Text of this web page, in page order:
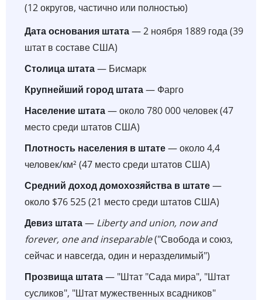
(12 округов, частично или полностью)
Дата основания штата— 2 ноября 1889 года (39
штат в составе США)
Столица штата— Бисмарк
Крупнейший город штата— Фарго
Население штата— около 780 000 человек (47
место среди штатов США)
Плотность населения в штате— около 4,4
человек/км² (47 место среди штатов США)
Средний доход домохозяйства в штате—
около $76 525 (21 место среди штатов США)
Девиз штата— Liberty and union, now and
forever, one and inseparable("Свобода и союз,
сейчас и навсегда, один и неразделимый")
Прозвища штата— "Штат "Сада мира", "Штат
сусликов", "Штат мужественных всадников"